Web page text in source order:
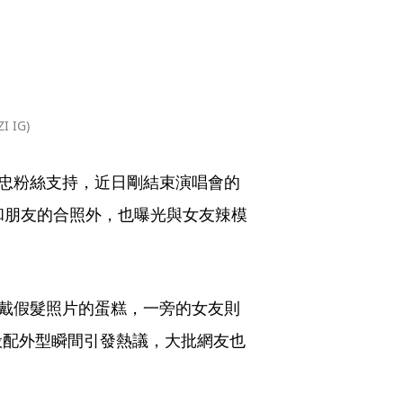
IG)
粉絲支持，近日剛結束演唱會的
友的合照外，也曝光與女友辣模
假髮照片的蛋糕，一旁的女友則
外型瞬間引發熱議，大批網友也